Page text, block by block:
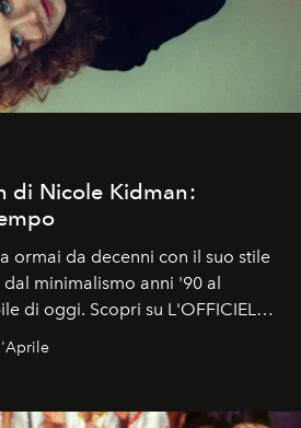
di Nicole Kidman:
ormai da decenni con il suo stile
minimalismo anni '90 al
di oggi. Scopri su L'OFFICIEL